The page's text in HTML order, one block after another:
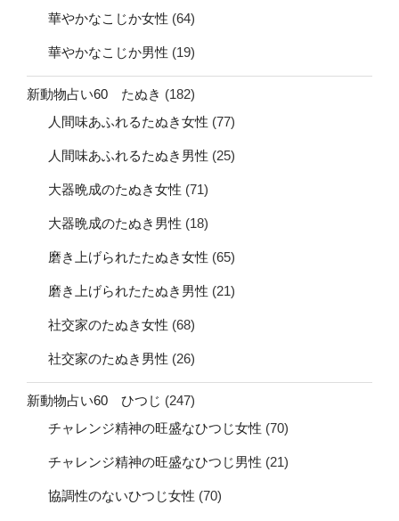
華やかなこじか女性 (64)
華やかなこじか男性 (19)
新動物占い60 たぬき (182)
人間味あふれるたぬき女性 (77)
人間味あふれるたぬき男性 (25)
大器晩成のたぬき女性 (71)
大器晩成のたぬき男性 (18)
磨き上げられたたぬき女性 (65)
磨き上げられたたぬき男性 (21)
社交家のたぬき女性 (68)
社交家のたぬき男性 (26)
新動物占い60 ひつじ (247)
チャレンジ精神の旺盛なひつじ女性 (70)
チャレンジ精神の旺盛なひつじ男性 (21)
協調性のないひつじ女性 (70)